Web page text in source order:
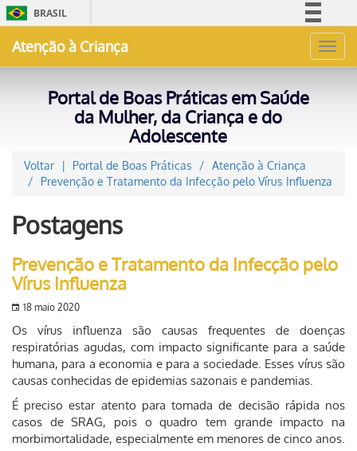
BRASIL
Acesso à informação
Canais
Atenção à Criança
Portal de Boas Práticas em Saúde
da Mulher, da Criança e do
Adolescente
Voltar Portal de Boas Práticas
Atenção à Criança
Prevenção e Tratamento da Infecção pelo Vírus Influenza
Postagens
Prevenção e Tratamento da Infecção pelo
Vírus Influenza
18 maio 2020
Os vírus influenza são causas frequentes de doenças
respiratórias agudas, com impacto significante para a saúde
humana, para a economia e para a sociedade. Esses vírus são
causas conhecidas de epidemias sazonais e pandemias.
É preciso estar atento para tomada de decisão rápida nos
casos de SRAG, pois o quadro tem grande impacto na
morbimortalidade, especialmente em menores de cinco anos.